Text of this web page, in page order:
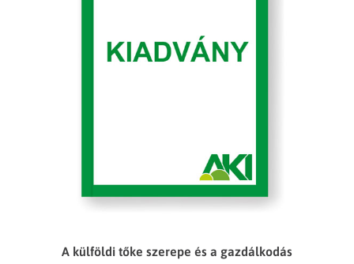
A külföldi tőke szerepe és a gazdálkodás